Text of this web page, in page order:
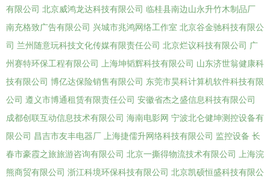
有限公司 北京威鸿龙达科技有限公司 临桂县南边山永升竹木制品厂
南充格致广告有限公司 兴城市兆鸿网络工作室 北京谷金驰科技有限公
司 兰州随意玩科技文化传媒有限责任公司 北京烂议科技有限公司 广
州赛特环保工程有限公司
上海坤韬辉科技有限公司 山东济世翁健康科
技有限公司 博亿达保险销售有限公司 东莞市昊科计算机软件科技有限
公司 遵义市博通租赁有限责任公司 安徽省杰之盛信息科技有限公司
成都创联互动信息技术有限公司 海南电影网 宁波北仑健坤测控设备有
限公司 昌吉市友丰电器厂 上海捷儒升网络科技有限公司 监控设备 长
春市豪霞之旅旅游咨询有限公司 北京一撕得物流技术有限公司
上海浣
熊商贸有限公司 浙江科境环保科技有限公司 北京凯硕恒盛科技有限公